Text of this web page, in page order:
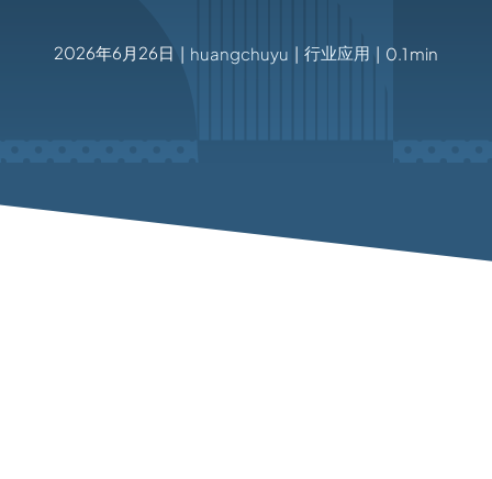
2026年6月26日 | huangchuyu | 行业应用 | 0.1 min